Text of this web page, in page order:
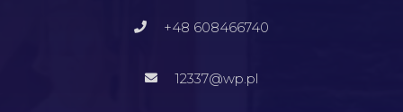
+48 608466740
12337@wp.pl